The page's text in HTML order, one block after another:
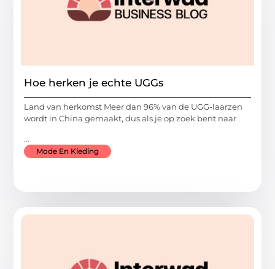
Hoe herken je echte UGGs
Land van herkomst Meer dan 96% van de UGG-laarzen
wordt in China gemaakt, dus als je op zoek bent naar
...
Mode En Kleding